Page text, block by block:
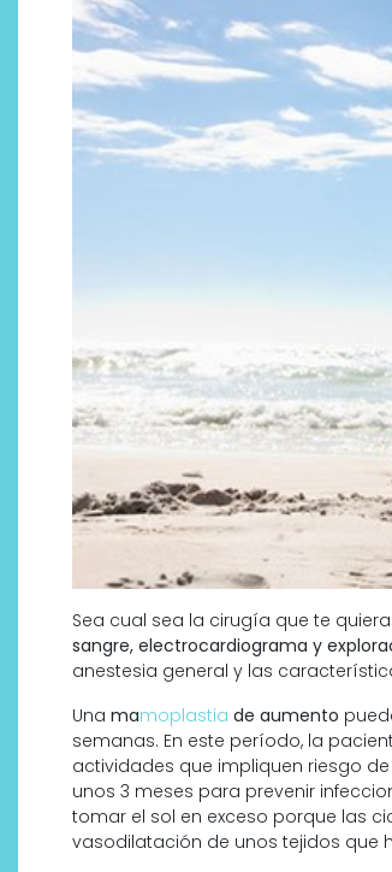
Sea cual sea la cirugía que te
sangre, electrocardiograma y
anestesia general y las
Una mamoplastia de aumento
semanas. En este período, la
actividades que impliquen riesgo
unos 3 meses para prevenir
tomar el sol en exceso porque las
vasodilatación de unos tejidos que
profesional va
cabinas a tu